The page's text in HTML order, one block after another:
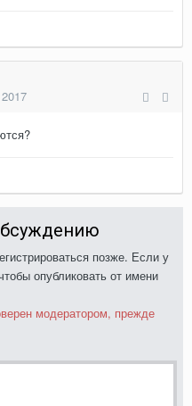
позже. Если у
опубликовать от имени
модератором, прежде